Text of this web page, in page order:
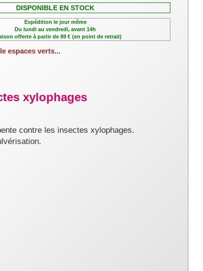
DISPONIBLE EN STOCK
Expédition le jour même
Du lundi au vendredi, avant 14h
offerte à partir de 89 € (en point de retrait)
espaces verts...
xylophages
contre les insectes xylophages.